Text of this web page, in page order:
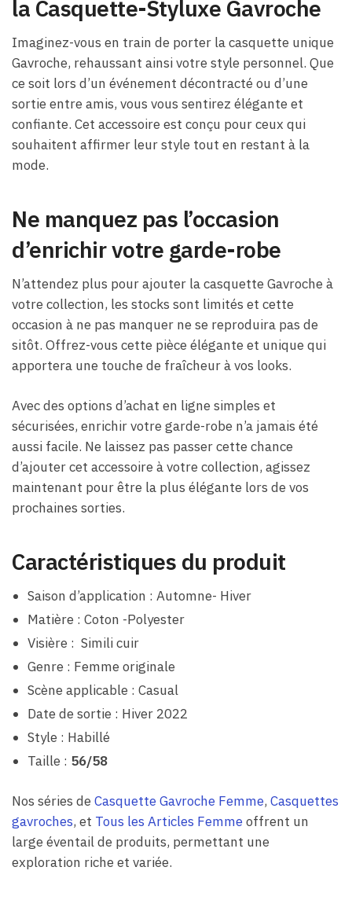
la Casquette-Styluxe Gavroche
Imaginez-vous en train de porter la casquette unique
Gavroche, rehaussant ainsi votre style personnel. Que
ce soit lors d’un événement décontracté ou d’une
sortie entre amis, vous vous sentirez élégante et
confiante. Cet accessoire est conçu pour ceux qui
souhaitent affirmer leur style tout en restant à la
mode.
Ne manquez pas l’occasion
d’enrichir votre garde-robe
N’attendez plus pour ajouter la casquette Gavroche à
votre collection, les stocks sont limités et cette
occasion à ne pas manquer ne se reproduira pas de
sitôt. Offrez-vous cette pièce élégante et unique qui
apportera une touche de fraîcheur à vos looks.
Avec des options d’achat en ligne simples et
sécurisées, enrichir votre garde-robe n’a jamais été
aussi facile. Ne laissez pas passer cette chance
d’ajouter cet accessoire à votre collection, agissez
maintenant pour être la plus élégante lors de vos
prochaines sorties.
Caractéristiques du produit
Saison d’application : Automne- Hiver
Matière : Coton -Polyester
Visière : Simili cuir
Genre : Femme originale
Scène applicable : Casual
Date de sortie : Hiver 2022
Style : Habillé
Taille : 56/58
Nos séries deCasquette Gavroche Femme, Casquettes
gavroches, et Tous les Articles Femmeoffrent un
large éventail de produits, permettant une
exploration riche et variée.